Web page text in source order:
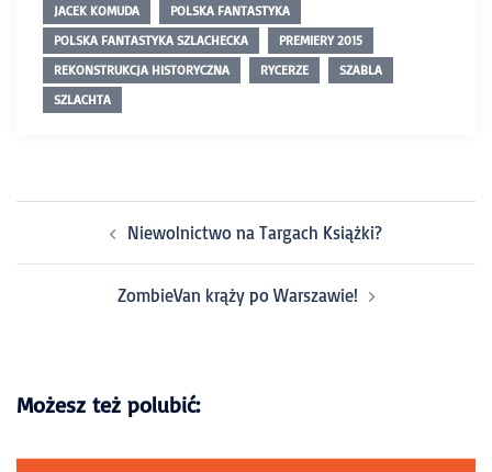
JACEK KOMUDA
POLSKA FANTASTYKA
POLSKA FANTASTYKA SZLACHECKA
PREMIERY 2015
REKONSTRUKCJA HISTORYCZNA
RYCERZE
SZABLA
SZLACHTA
Niewolnictwo na Targach Książki?
ZombieVan krąży po Warszawie!
Możesz też polubić: